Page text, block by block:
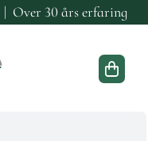
Over 30 års erfaring